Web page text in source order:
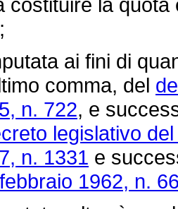
ai fini di
comma, del
n. 722, e
legislativo
n. 1331 e
1962, n.